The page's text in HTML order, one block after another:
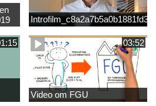
03:52
Video om FGU